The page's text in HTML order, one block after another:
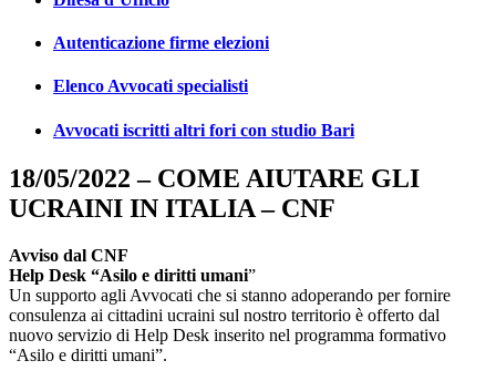
Autenticazione firme elezioni
Elenco Avvocati specialisti
Avvocati iscritti altri fori con studio Bari
18/05/2022 – COME AIUTARE GLI
UCRAINI IN ITALIA – CNF
Avviso dal CNF
Help Desk “Asilo e diritti umani”
Un supporto agli Avvocati che si stanno adoperando per fornire
consulenza ai cittadini ucraini sul nostro territorio è offerto dal
nuovo servizio di Help Desk inserito nel programma formativo
“Asilo e diritti umani”.